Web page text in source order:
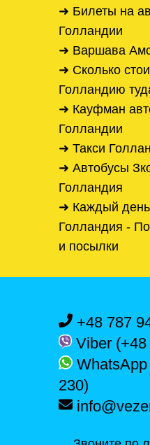
➜ Билеты на
Голландии
➜ Варшава
➜ Сколько
Голландию
➜ Кауфман
Голландии
➜ Такси
➜ Автобусы
Голландия
➜ Каждый
Голландия -
и посылки
+48 787
Viber
230)